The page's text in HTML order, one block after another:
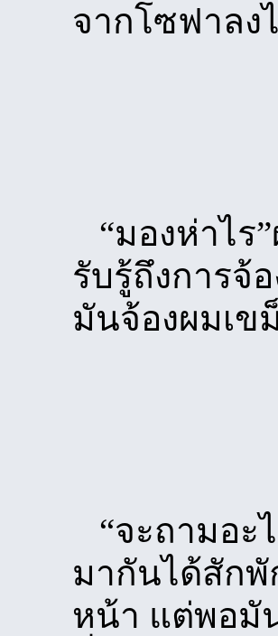
จากโซฟาลง
“มองห่าไร
รับรู้ถึงการจ้
มันจ้องผมเข
“จะถามอะ
มากันได้สักพั
หน้า แต่พอมั